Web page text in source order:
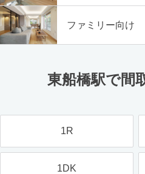
ファミリー向け
東船橋駅で間
1R
1DK